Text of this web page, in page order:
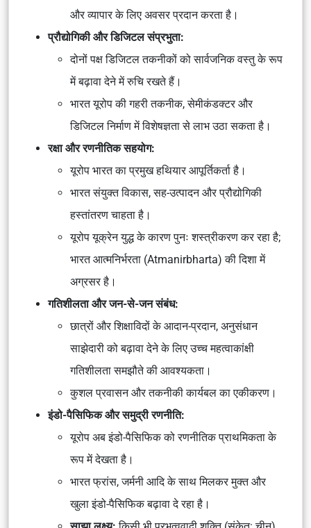
और व्यापार के लिए अवसर प्रदान करता है।
प्रौद्योगिकी और डिजिटल संप्रभुता:
दोनों पक्ष डिजिटल तकनीकों को सार्वजनिक वस्तु के रूप
में बढ़ावा देने में रुचि रखते हैं।
भारत यूरोप की गहरी तकनीक, सेमीकंडक्टर और
डिजिटल निर्माण में विशेषज्ञता से लाभ उठा सकता है।
रक्षा और रणनीतिक सहयोग:
यूरोप भारत का प्रमुख हथियार आपूर्तिकर्ता है।
भारत संयुक्त विकास, सह-उत्पादन और प्रौद्योगिकी
हस्तांतरण चाहता है।
यूरोप यूक्रेन युद्ध के कारण पुनः शस्त्रीकरण कर रहा है;
भारत आत्मनिर्भरता (Atmanirbharta) की दिशा में
अग्रसर है।
गतिशीलता और जन-से-जन संबंध:
छात्रों और शिक्षाविदों के आदान-प्रदान, अनुसंधान
साझेदारी को बढ़ावा देने के लिए उच्च महत्वाकांक्षी
गतिशीलता समझौते की आवश्यकता।
कुशल प्रवासन और तकनीकी कार्यबल का एकीकरण।
इंडो-पैसिफिक और समुद्री रणनीति:
यूरोप अब इंडो-पैसिफिक को रणनीतिक प्राथमिकता के
रूप में देखता है।
भारत फ्रांस, जर्मनी आदि के साथ मिलकर मुक्त और
खुला इंडो-पैसिफिक बढ़ावा दे रहा है।